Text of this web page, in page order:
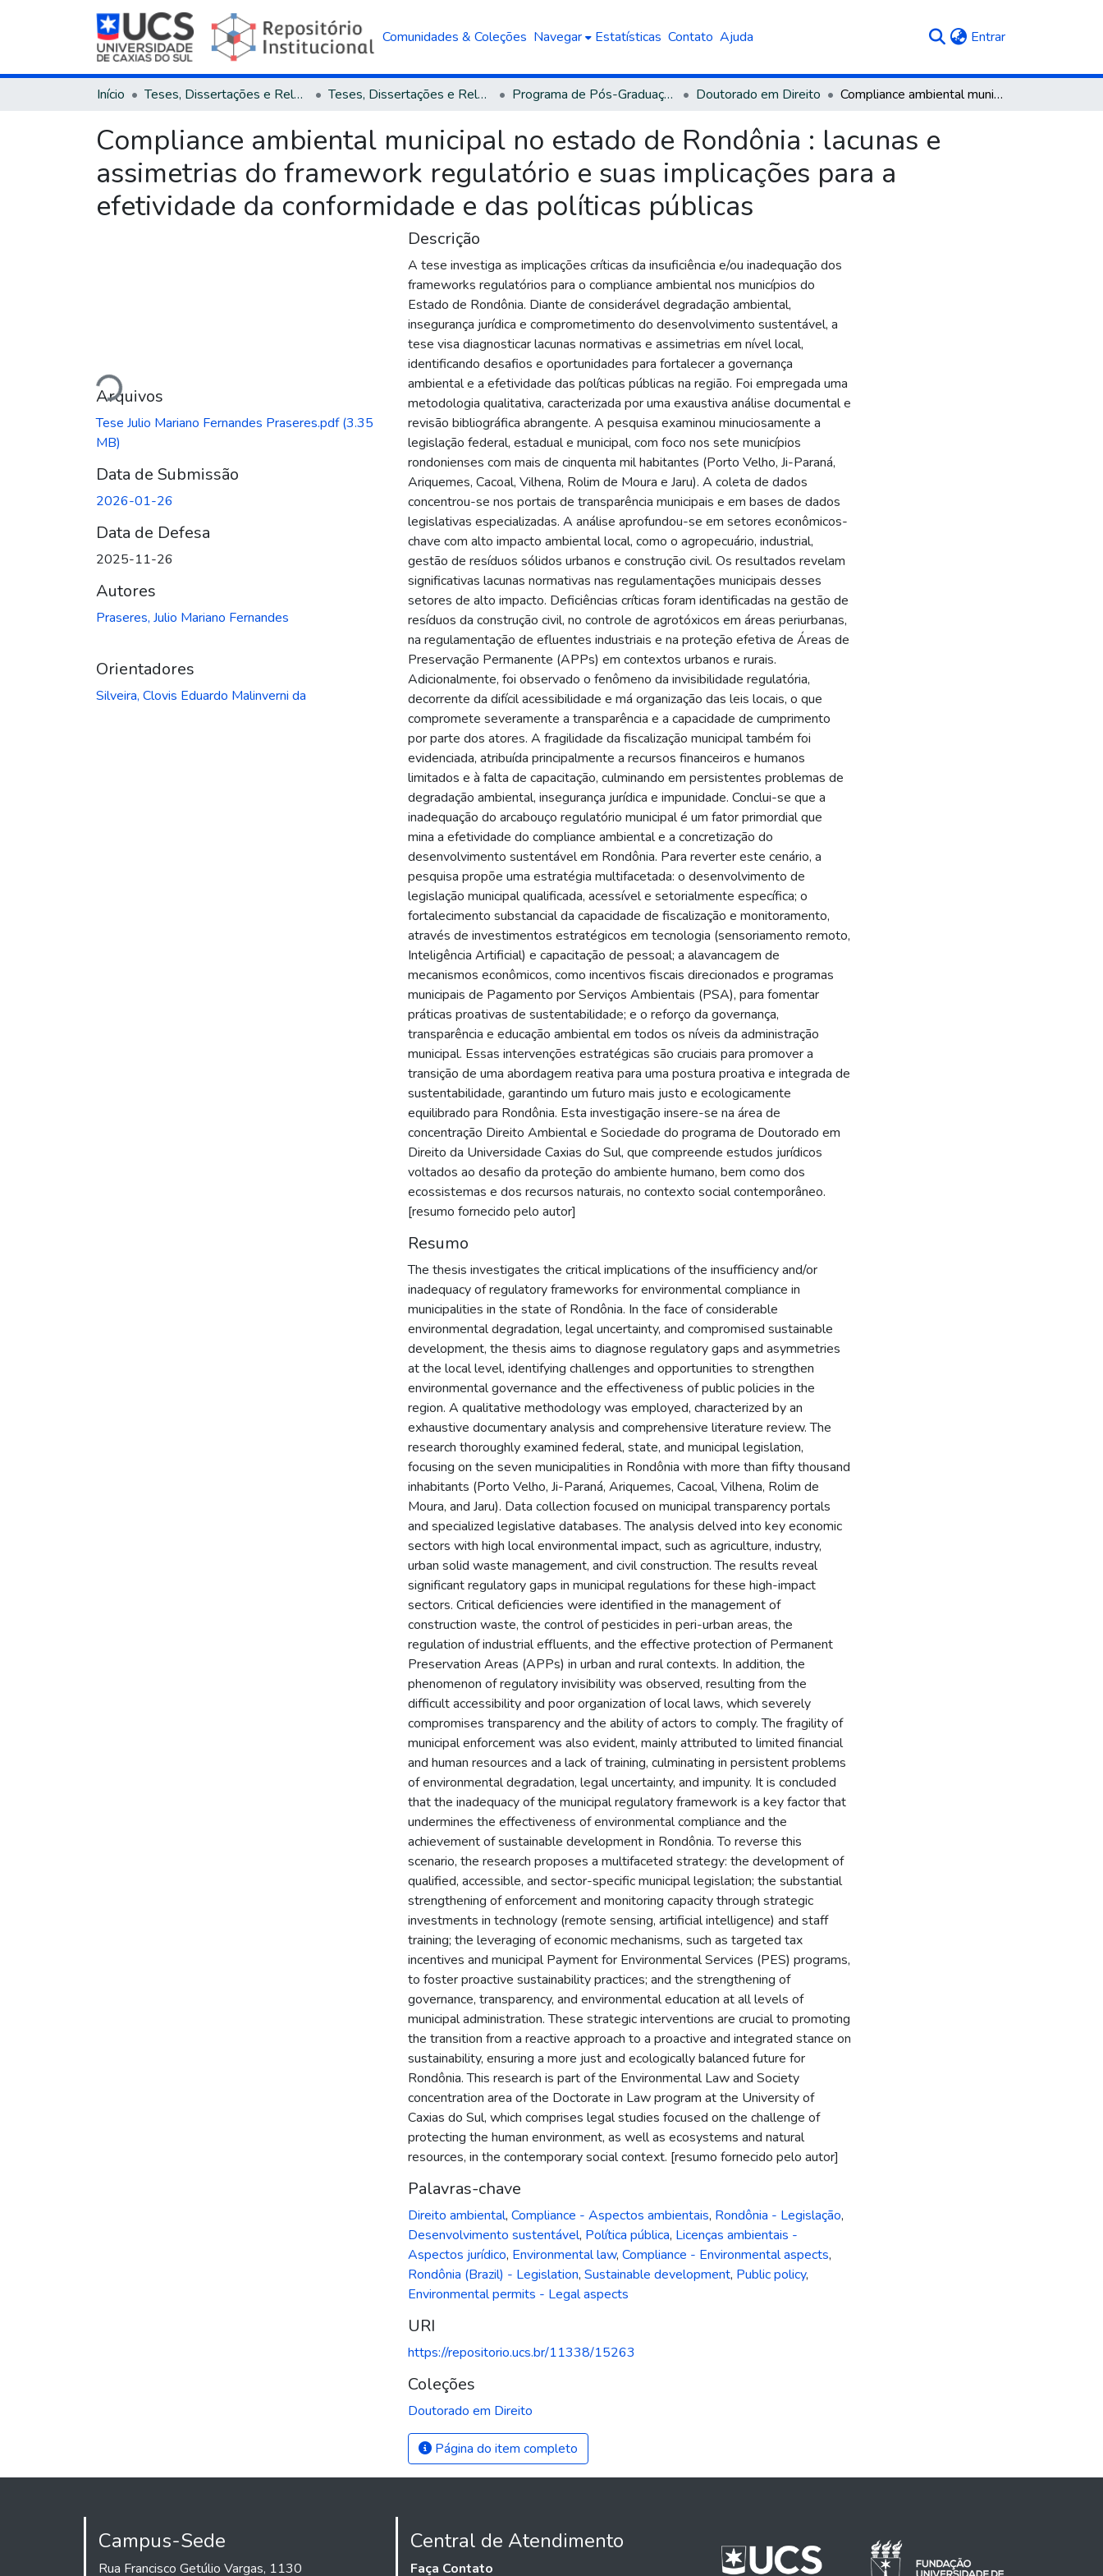
Comunidades & Coleções Navegar Estatísticas Contato Ajuda Entrar(current)
Início Teses, Dissertações e Relatórios Teses, Dissertações e Relatórios defendidos na UCS Programa de Pós-Graduação em Direito Doutorado em Direito Compliance ambiental municipal no estado de Rondônia : lacunas e assimetrias do framework regulatório e suas implicações para a efetividade da conformidade e das políticas públicas
Compliance ambiental municipal no estado de Rondônia : lacunas e
assimetrias do framework regulatório e suas implicações para a
efetividade da conformidade e das políticas públicas
Carregando...
Arquivos
Tese Julio Mariano Fernandes Praseres.pdf(3.35
MB)
Data de Submissão
2026-01-26
Data de Defesa
2025-11-26
Autores
Praseres, Julio Mariano Fernandes
Orientadores
Silveira, Clovis Eduardo Malinverni da
Descrição
A tese investiga as implicações críticas da insuficiência e/ou inadequação dos
frameworks regulatórios para o compliance ambiental nos municípios do
Estado de Rondônia. Diante de considerável degradação ambiental,
insegurança jurídica e comprometimento do desenvolvimento sustentável, a
tese visa diagnosticar lacunas normativas e assimetrias em nível local,
identificando desafios e oportunidades para fortalecer a governança
ambiental e a efetividade das políticas públicas na região. Foi empregada uma
metodologia qualitativa, caracterizada por uma exaustiva análise documental e
revisão bibliográfica abrangente. A pesquisa examinou minuciosamente a
legislação federal, estadual e municipal, com foco nos sete municípios
rondonienses com mais de cinquenta mil habitantes (Porto Velho, Ji-Paraná,
Ariquemes, Cacoal, Vilhena, Rolim de Moura e Jaru). A coleta de dados
concentrou-se nos portais de transparência municipais e em bases de dados
legislativas especializadas. A análise aprofundou-se em setores econômicos-
chave com alto impacto ambiental local, como o agropecuário, industrial,
gestão de resíduos sólidos urbanos e construção civil. Os resultados revelam
significativas lacunas normativas nas regulamentações municipais desses
setores de alto impacto. Deficiências críticas foram identificadas na gestão de
resíduos da construção civil, no controle de agrotóxicos em áreas periurbanas,
na regulamentação de efluentes industriais e na proteção efetiva de Áreas de
Preservação Permanente (APPs) em contextos urbanos e rurais.
Adicionalmente, foi observado o fenômeno da invisibilidade regulatória,
decorrente da difícil acessibilidade e má organização das leis locais, o que
compromete severamente a transparência e a capacidade de cumprimento
por parte dos atores. A fragilidade da fiscalização municipal também foi
evidenciada, atribuída principalmente a recursos financeiros e humanos
limitados e à falta de capacitação, culminando em persistentes problemas de
degradação ambiental, insegurança jurídica e impunidade. Conclui-se que a
inadequação do arcabouço regulatório municipal é um fator primordial que
mina a efetividade do compliance ambiental e a concretização do
desenvolvimento sustentável em Rondônia. Para reverter este cenário, a
pesquisa propõe uma estratégia multifacetada: o desenvolvimento de
legislação municipal qualificada, acessível e setorialmente específica; o
fortalecimento substancial da capacidade de fiscalização e monitoramento,
através de investimentos estratégicos em tecnologia (sensoriamento remoto,
Inteligência Artificial) e capacitação de pessoal; a alavancagem de
mecanismos econômicos, como incentivos fiscais direcionados e programas
municipais de Pagamento por Serviços Ambientais (PSA), para fomentar
práticas proativas de sustentabilidade; e o reforço da governança,
transparência e educação ambiental em todos os níveis da administração
municipal. Essas intervenções estratégicas são cruciais para promover a
transição de uma abordagem reativa para uma postura proativa e integrada de
sustentabilidade, garantindo um futuro mais justo e ecologicamente
equilibrado para Rondônia. Esta investigação insere-se na área de
concentração Direito Ambiental e Sociedade do programa de Doutorado em
Direito da Universidade Caxias do Sul, que compreende estudos jurídicos
voltados ao desafio da proteção do ambiente humano, bem como dos
ecossistemas e dos recursos naturais, no contexto social contemporâneo.
[resumo fornecido pelo autor]
Resumo
The thesis investigates the critical implications of the insufficiency and/or
inadequacy of regulatory frameworks for environmental compliance in
municipalities in the state of Rondônia. In the face of considerable
environmental degradation, legal uncertainty, and compromised sustainable
development, the thesis aims to diagnose regulatory gaps and asymmetries
at the local level, identifying challenges and opportunities to strengthen
environmental governance and the effectiveness of public policies in the
region. A qualitative methodology was employed, characterized by an
exhaustive documentary analysis and comprehensive literature review. The
research thoroughly examined federal, state, and municipal legislation,
focusing on the seven municipalities in Rondônia with more than fifty thousand
inhabitants (Porto Velho, Ji-Paraná, Ariquemes, Cacoal, Vilhena, Rolim de
Moura, and Jaru). Data collection focused on municipal transparency portals
and specialized legislative databases. The analysis delved into key economic
sectors with high local environmental impact, such as agriculture, industry,
urban solid waste management, and civil construction. The results reveal
significant regulatory gaps in municipal regulations for these high-impact
sectors. Critical deficiencies were identified in the management of
construction waste, the control of pesticides in peri-urban areas, the
regulation of industrial effluents, and the effective protection of Permanent
Preservation Areas (APPs) in urban and rural contexts. In addition, the
phenomenon of regulatory invisibility was observed, resulting from the
difficult accessibility and poor organization of local laws, which severely
compromises transparency and the ability of actors to comply. The fragility of
municipal enforcement was also evident, mainly attributed to limited financial
and human resources and a lack of training, culminating in persistent problems
of environmental degradation, legal uncertainty, and impunity. It is concluded
that the inadequacy of the municipal regulatory framework is a key factor that
undermines the effectiveness of environmental compliance and the
achievement of sustainable development in Rondônia. To reverse this
scenario, the research proposes a multifaceted strategy: the development of
qualified, accessible, and sector-specific municipal legislation; the substantial
strengthening of enforcement and monitoring capacity through strategic
investments in technology (remote sensing, artificial intelligence) and staff
training; the leveraging of economic mechanisms, such as targeted tax
incentives and municipal Payment for Environmental Services (PES) programs,
to foster proactive sustainability practices; and the strengthening of
governance, transparency, and environmental education at all levels of
municipal administration. These strategic interventions are crucial to promoting
the transition from a reactive approach to a proactive and integrated stance on
sustainability, ensuring a more just and ecologically balanced future for
Rondônia. This research is part of the Environmental Law and Society
concentration area of the Doctorate in Law program at the University of
Caxias do Sul, which comprises legal studies focused on the challenge of
protecting the human environment, as well as ecosystems and natural
resources, in the contemporary social context. [resumo fornecido pelo autor]
Palavras-chave
Direito ambiental, Compliance - Aspectos ambientais, Rondônia - Legislação,
Desenvolvimento sustentável, Política pública, Licenças ambientais -
Aspectos jurídico, Environmental law, Compliance - Environmental aspects,
Rondônia (Brazil) - Legislation, Sustainable development, Public policy,
Environmental permits - Legal aspects
URI
https://repositorio.ucs.br/11338/15263
Coleções
Doutorado em Direito
Página do item completo
Campus-Sede
Rua Francisco Getúlio Vargas, 1130
Central de Atendimento
Faça Contato